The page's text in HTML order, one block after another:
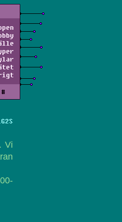
#
Vi